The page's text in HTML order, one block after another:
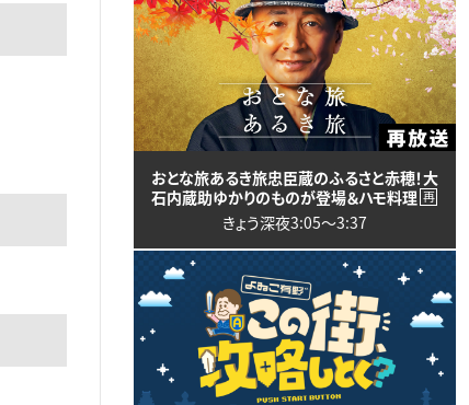
おとな旅あるき旅忠臣蔵のふるさと赤穂！大
石内蔵助ゆかりのものが登場＆ハモ料理 再
きょう深夜3:05〜3:37